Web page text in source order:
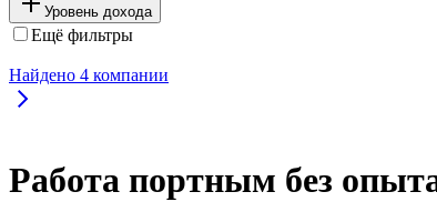
Уровень дохода
Ещё фильтры
Найдено 4 компании
Работа портным без